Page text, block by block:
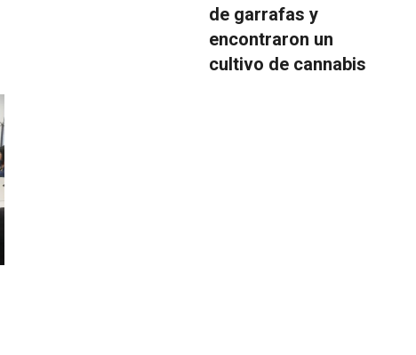
de garrafas y
encontraron un
cultivo de cannabis